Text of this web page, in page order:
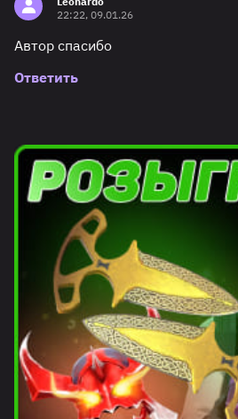
22:22, 09.01.26
Автор спасибо
Ответить